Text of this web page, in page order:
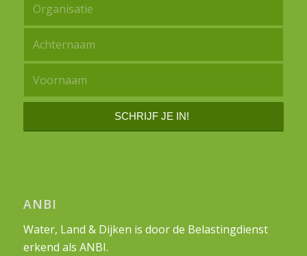
ANBI
Water, Land & Dijken is door de Belastingdienst
erkend als ANBI.